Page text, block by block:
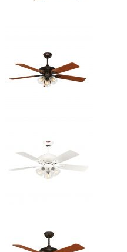
sét có độ bền cao, được sản